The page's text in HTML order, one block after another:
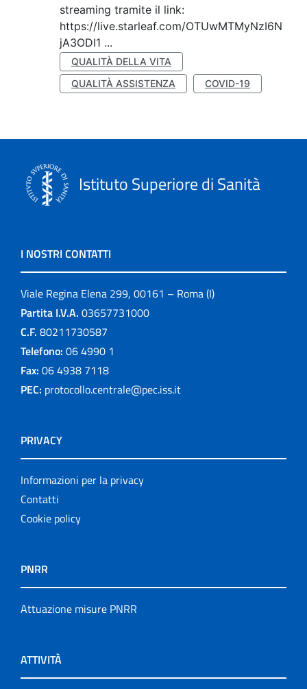
streaming tramite il link:
https://live.starleaf.com/OTUwMTMyNzI6N
jA3ODI1 ...
QUALITÀ DELLA VITA
QUALITÀ ASSISTENZA
COVID-19
Istituto Superiore di Sanità
I NOSTRI CONTATTI
Viale Regina Elena 299, 00161 – Roma (I)
Partita I.V.A. 03657731000
C.F. 80211730587
Telefono: 06 4990 1
Fax: 06 4938 7118
PEC: protocollo.centrale@pec.iss.it
PRIVACY
Informazioni per la privacy
Contatti
Cookie policy
PNRR
Attuazione misure PNRR
ATTIVITÀ